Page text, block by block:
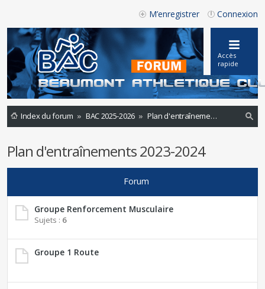
Connexion
M’enregistrer
Accès
rapide
Index du forum BAC 2025-2026
Plan d'entraînements 2023-2024
rc
Plan d'entraînements 2023-2024
Forum
Groupe Renforcement Musculaire
Sujets : 6
Groupe 1 Route